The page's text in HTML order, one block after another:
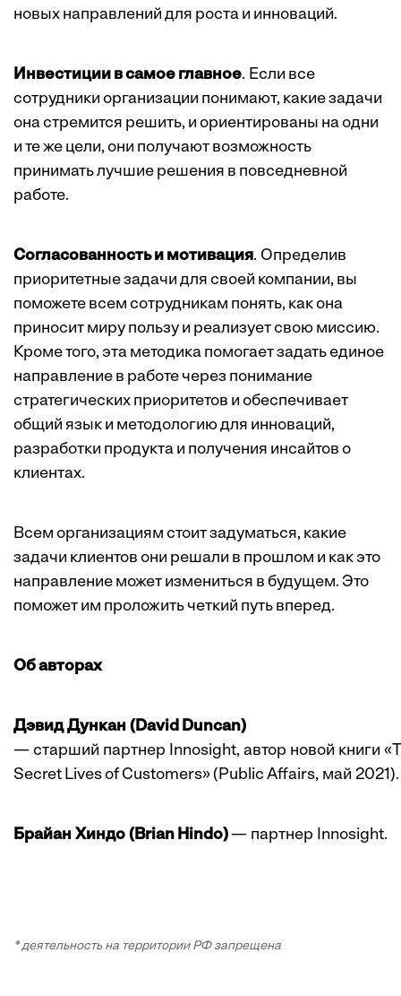
новых направлений для роста и инноваций.
Инвестиции в самое главное. Если все
сотрудники организации понимают, какие задачи
она стремится решить, и ориентированы на одни
и те же цели, они получают возможность
принимать лучшие решения в повседневной
работе.
Согласованность и мотивация. Определив
приоритетные задачи для своей компании, вы
поможете всем сотрудникам понять, как она
приносит миру пользу и реализует свою миссию.
Кроме того, эта методика помогает задать единое
направление в работе через понимание
стратегических приоритетов и обеспечивает
общий язык и методологию для инноваций,
разработки продукта и получения инсайтов о
клиентах.
Всем организациям стоит задуматься, какие
задачи клиентов они решали в прошлом и как это
направление может измениться в будущем. Это
поможет им проложить четкий путь вперед.
Об авторах
Дэвид Дункан (David Duncan)
— старший партнер Innosight, автор новой книги
Secret Lives of Customers» (Public Affairs, май 2021).
Брайан Хиндо (Brian Hindo)— партнер Innosight.
* деятельность на территории РФ запрещена